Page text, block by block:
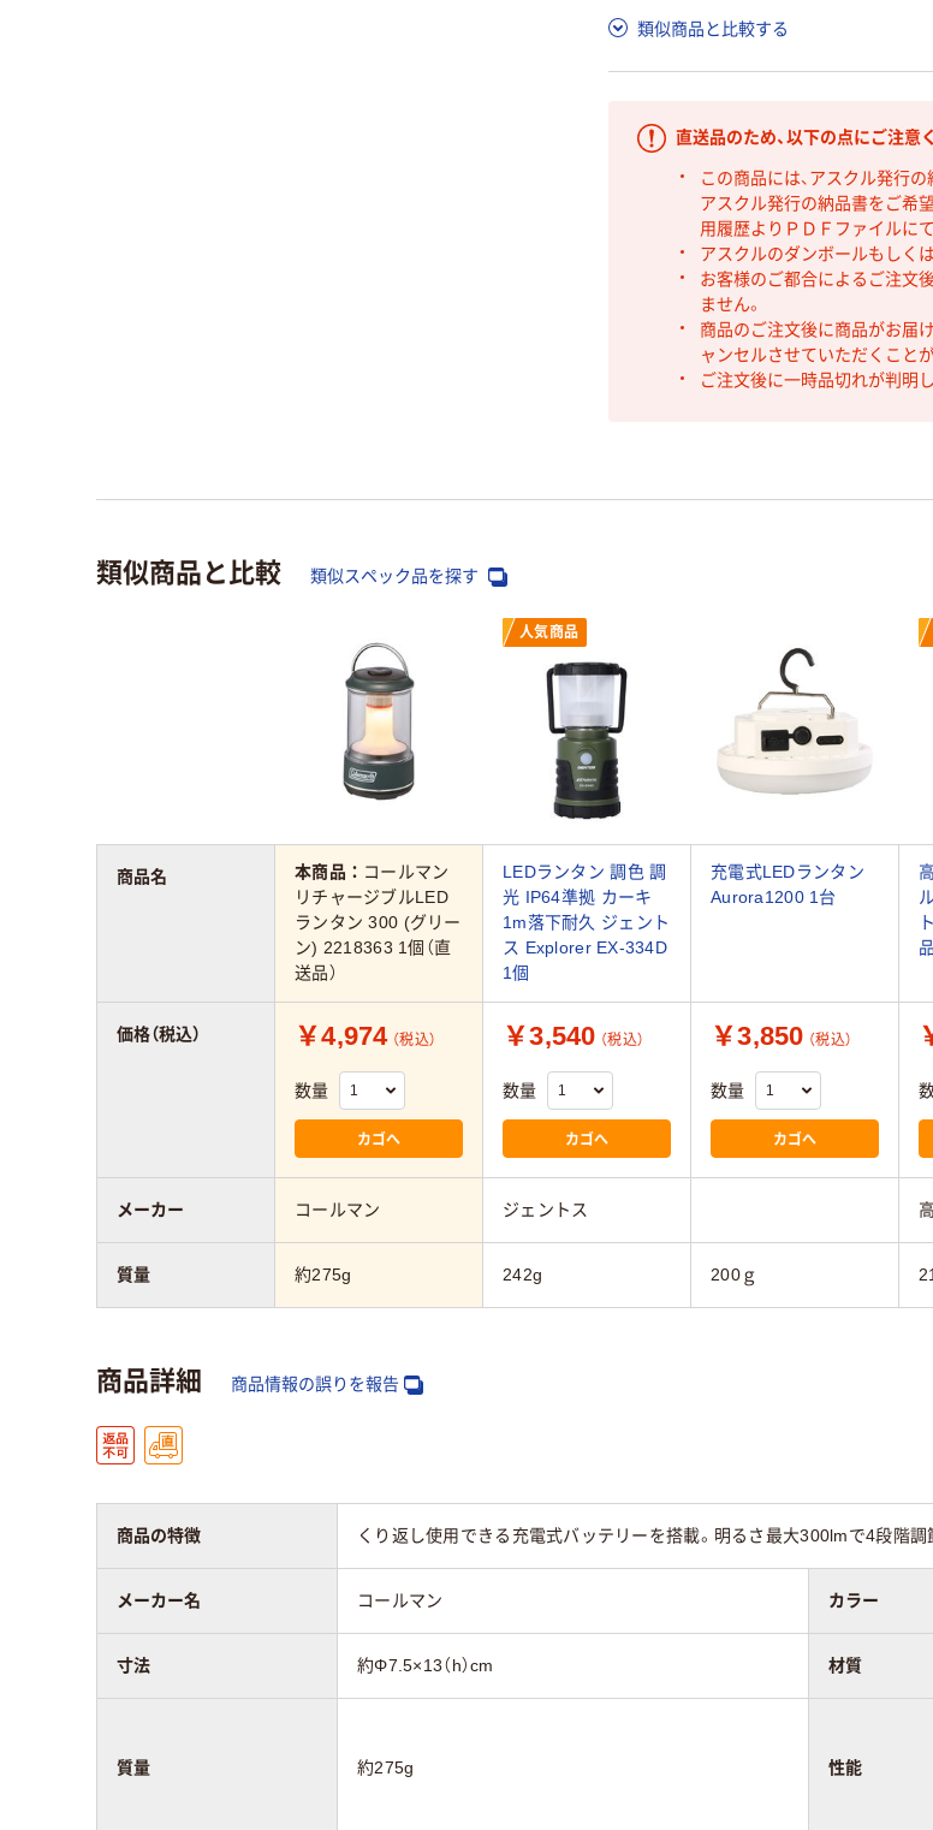
類似商品と比較する
直送品のため、以下の点にご注意
この商品には、アスクル発行
アスクル発行の納品書をご希
用履歴よりＰＤＦファイルに
アスクルのダンボールもしく
お客様のご都合によるご注文
ません。
商品のご注文後に商品がお届
ャンセルさせていただくことが
ご注文後に一時品切れが判明
類似商品と比較 類似スペック品を探す
人気商品
本商品： コールマン
リチャージブルLED
ランタン 300 (グリー
ン) 2218363 1個（直
送品）
LEDランタン 調色 調
光 IP64準拠 カーキ
1m落下耐久 ジェント
ス Explorer EX-334D
1個
充電式LEDランタン
Aurora1200 1台
品
￥4,974 （税込）
数量
カゴへ
￥3,540 （税込）
数量
カゴへ
￥3,850 （税込）
数量
カゴへ
コールマン ジェントス
約275g 242g 200ｇ
商品名
価格（税込）
メーカー
質量
商品詳細 商品情報の誤りを報告
商品の特徴 くり返し使用できる充電式バッテリーを搭載。明るさ最大300lmで4段階調
メーカー名 コールマン カラー
寸法 約Φ7.5×13（h）cm 材質
質量 約275g 性能